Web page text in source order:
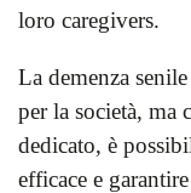
loro caregivers.
La demenza
per la società, ma
dedicato, è
efficace e